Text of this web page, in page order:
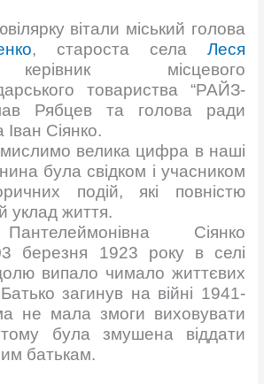
вітали міський голова
, староста села Леся
місцевого
товариства “РАЙЗ-
Рябцев та голова ради
Іван Сіянко.
велика цифра в наші
була свідком і учасником
подій, які повністю
уклад життя.
Сіянко
березня 1923 року в селі
випало чимало життєвих
загинув на війні 1941-
не мала змоги виховувати
була змушена віддати
батькам.